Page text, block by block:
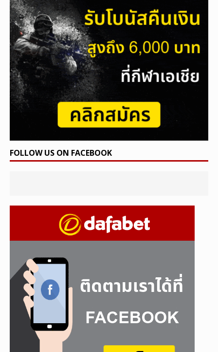
FOLLOW US ON FACEBOOK